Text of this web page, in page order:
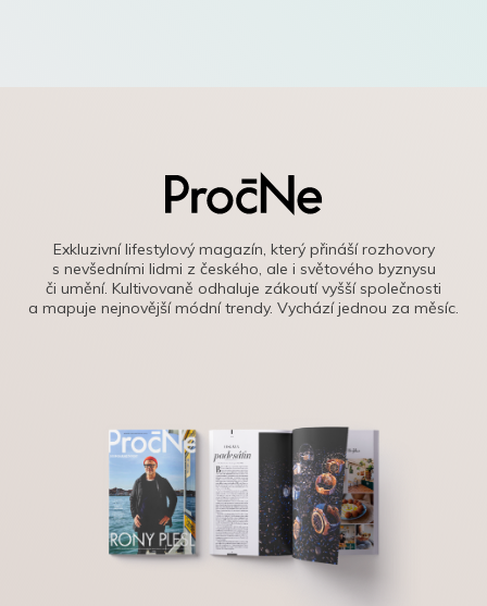
Exkluzivní lifestylový magazín, který přináší rozhovory
s nevšedními lidmi z českého, ale i světového byznysu
či umění. Kultivovaně odhaluje zákoutí vyšší společnosti
a mapuje nejnovější módní trendy. Vychází jednou za měsíc.